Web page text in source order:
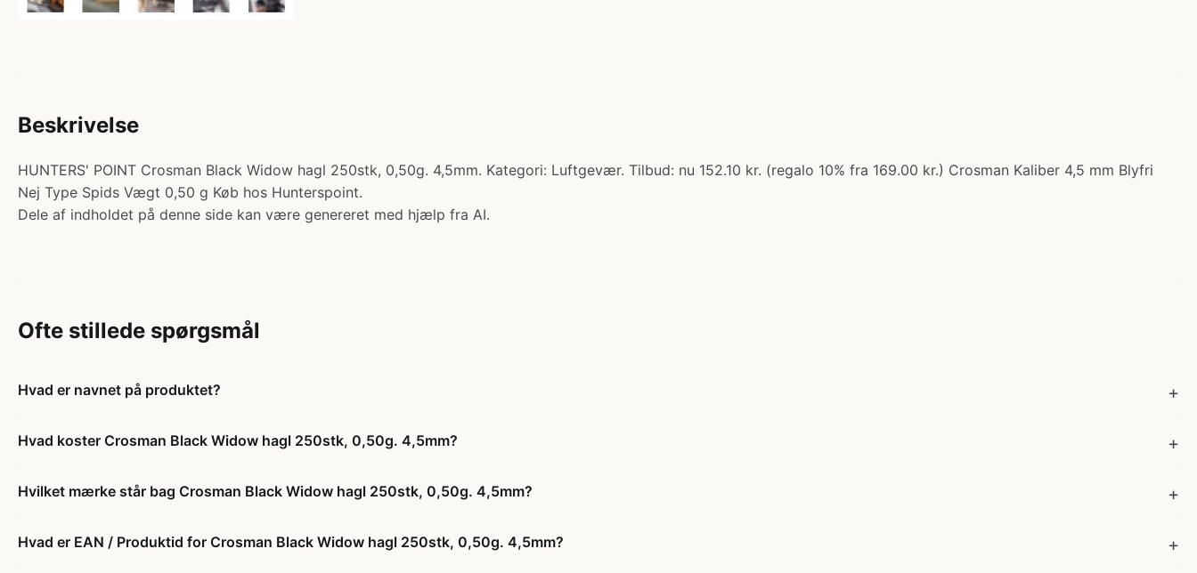
Beskrivelse
HUNTERS' POINT Crosman Black Widow hagl 250stk, 0,50g. 4,5mm. Kategori: Luftgevær. Tilbud: nu 152.10 kr. (regalo 10% fra 169.00 kr.) Crosman Kaliber 4,5 mm Blyfri
Nej Type Spids Vægt 0,50 g Køb hos Hunterspoint.
Dele af indholdet på denne side kan være genereret med hjælp fra AI.
Ofte stillede spørgsmål
Hvad er navnet på produktet?
Hvad koster Crosman Black Widow hagl 250stk, 0,50g. 4,5mm?
Hvilket mærke står bag Crosman Black Widow hagl 250stk, 0,50g. 4,5mm?
Hvad er EAN / Produktid for Crosman Black Widow hagl 250stk, 0,50g. 4,5mm?